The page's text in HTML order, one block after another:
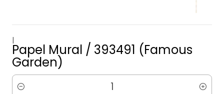
|
Papel Mural / 393491 (Famous
Garden)